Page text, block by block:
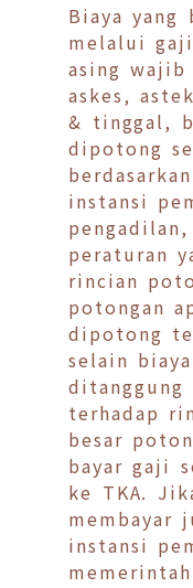
Biaya
melalui
asing wajib
askes,
& tinggal,
dipotong
instansi
peraturan
rincian
potongan
dipotong
selain
ditanggung
terhadap
besar
bayar gaji
ke TKA.
membayar
instansi